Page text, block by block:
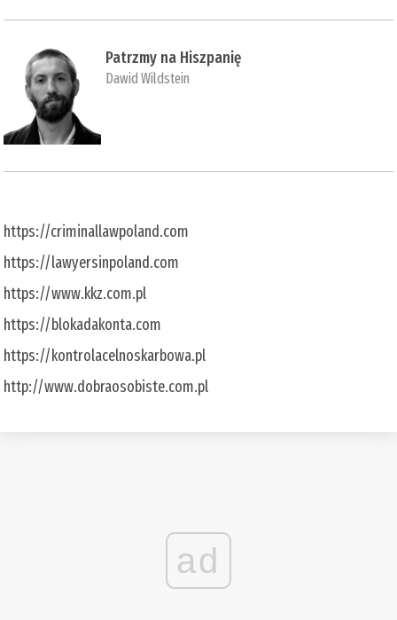
Patrzmy na Hiszpanię
Dawid Wildstein
https://criminallawpoland.com
https://lawyersinpoland.com
https://www.kkz.com.pl
https://blokadakonta.com
https://kontrolacelnoskarbowa.pl
http://www.dobraosobiste.com.pl
ad